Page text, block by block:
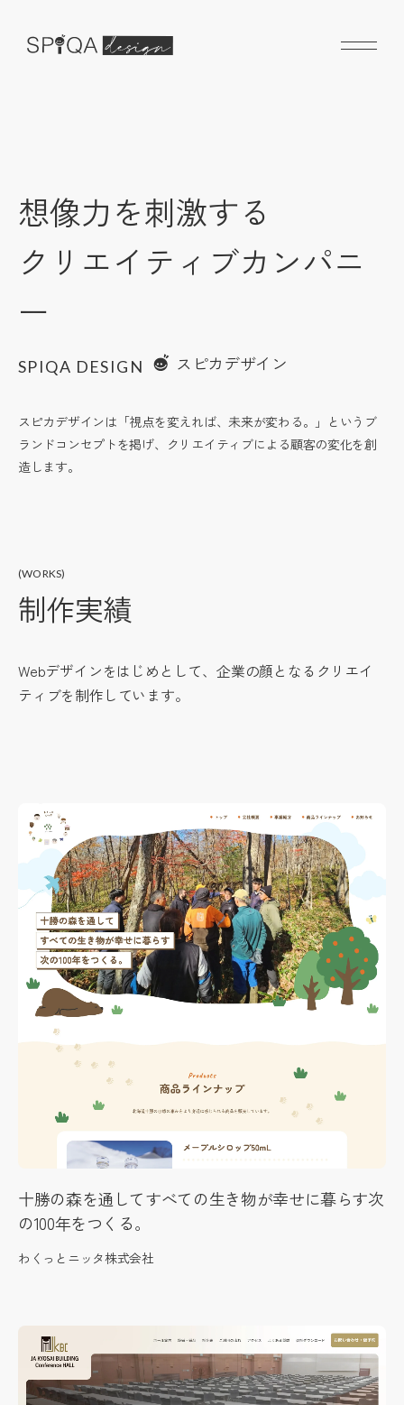
想像力を刺激する
クリエイティブカンパニ
ー
SPIQA DESIGN スピカデザイン
スピカデザインは「視点を変えれば、未来が変わる。」というブ
ランドコンセプトを掲げ、クリエイティブによる顧客の変化を創
造します。
(WORKS)
制作実績
Webデザインをはじめとして、企業の顔となるクリエイ
ティブを制作しています。
十勝の森を通してすべての生き物が幸せに暮らす次
の100年をつくる。
わくっとニッタ株式会社